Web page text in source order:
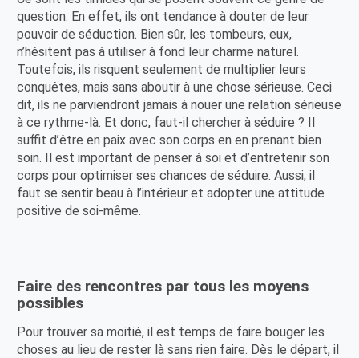
question. En effet, ils ont tendance à douter de leur
pouvoir de séduction. Bien sûr, les tombeurs, eux,
n’hésitent pas à utiliser à fond leur charme naturel.
Toutefois, ils risquent seulement de multiplier leurs
conquêtes, mais sans aboutir à une chose sérieuse. Ceci
dit, ils ne parviendront jamais à nouer une relation sérieuse
à ce rythme-là. Et donc, faut-il chercher à séduire ? Il
suffit d’être en paix avec son corps en en prenant bien
soin. Il est important de penser à soi et d’entretenir son
corps pour optimiser ses chances de séduire. Aussi, il
faut se sentir beau à l’intérieur et adopter une attitude
positive de soi-même.
Faire des rencontres par tous les moyens
possibles
Pour trouver sa moitié, il est temps de faire bouger les
choses au lieu de rester là sans rien faire. Dès le départ, il